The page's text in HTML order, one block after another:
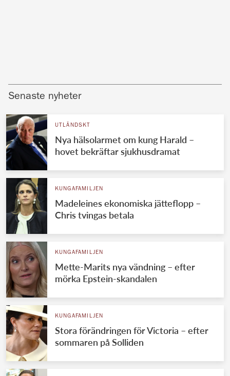
Senaste nyheter
UTLÄNDSKT
Nya hälsolarmet om kung Harald –
hovet bekräftar sjukhusdramat
KUNGAFAMILJEN
Madeleines ekonomiska jätteflopp –
Chris tvingas betala
KUNGAFAMILJEN
Mette-Marits nya vändning – efter
mörka Epstein-skandalen
KUNGAFAMILJEN
Stora förändringen för Victoria – efter
sommaren på Solliden